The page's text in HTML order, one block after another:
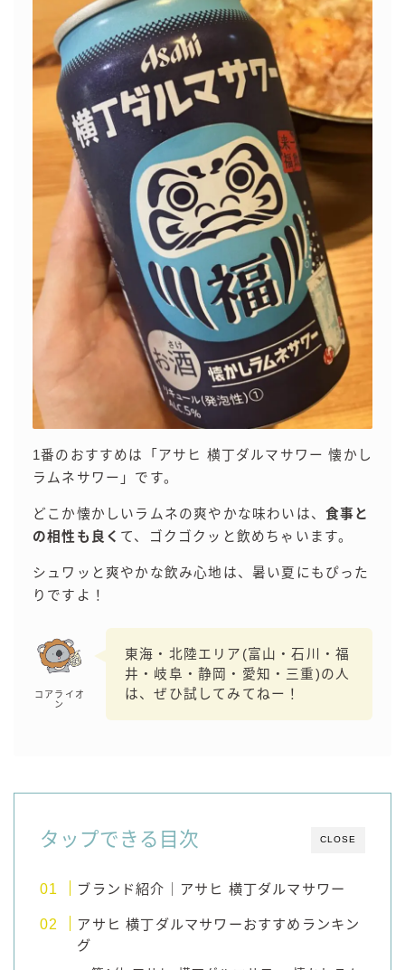
ザ・カクテルクラフト
Slat(すらっと）
月庵
クリアクーラー
FRUITZER (フルーツァー）
サッポロ
濃いめのレモンサワー
三ツ星グレフルサワー
99.99（フォーナイン）
レモン・ザ・リッチ
男梅サワー
キレートレモンサワー
愛のスコールホワイトサワー
WATER SOUR(ウォーターサワ)
タカラCANチューハイ
宝焼酎のお茶割りシリーズ
寶「丸おろし」
極上レモンサワー
極上フルーツサワー
すみか
コカ・コーラ
オリオンビール
合同酒精
お得情報
1番のおすすめは「アサヒ 横丁ダルマサワー 懐かし
ラムネサワー」です。
どこか懐かしいラムネの爽やかな味わいは、 食事と
の相性も良く て、ゴクゴクッと飲めちゃいます。
シュワッと爽やかな飲み心地は、暑い夏にもぴった
りですよ！
コアライオ
ン
東海・北陸エリア(富山・石川・福
井・岐阜・静岡・愛知・三重)の人
は、ぜひ試してみてねー！
CLOSE
タップできる目次
ブランド紹介｜アサヒ 横丁ダルマサワー
アサヒ 横丁ダルマサワーおすすめランキン
グ